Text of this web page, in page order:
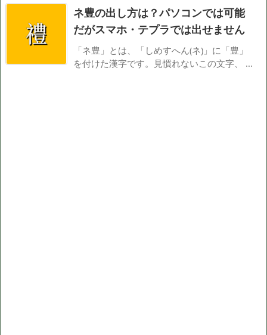
ネ豊の出し方は？パソコンでは可能
だがスマホ・テプラでは出せません
「ネ豊」とは、「しめすへん(ネ)」に「豊」
を付けた漢字です。見慣れないこの文字、 ...